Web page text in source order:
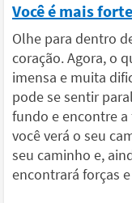
Você é mais
Olhe para dentro
coração. Agora, o
imensa e muita
pode se sentir
fundo e encontre
você verá o seu
seu caminho e,
encontrará forças